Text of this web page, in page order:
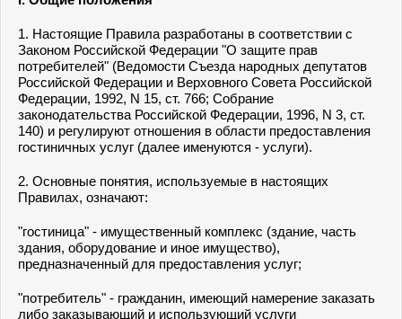
1. Настоящие Правила разработаны в соответствии с
Законом Российской Федерации "О защите прав
потребителей" (Ведомости Съезда народных депутатов
Российской Федерации и Верховного Совета Российской
Федерации, 1992, N 15, ст. 766; Собрание
законодательства Российской Федерации, 1996, N 3, ст.
140) и регулируют отношения в области предоставления
гостиничных услуг (далее именуются - услуги).
2. Основные понятия, используемые в настоящих
Правилах, означают:
"гостиница" - имущественный комплекс (здание, часть
здания, оборудование и иное имущество),
предназначенный для предоставления услуг;
"потребитель" - гражданин, имеющий намерение заказать
либо заказывающий и использующий услуги